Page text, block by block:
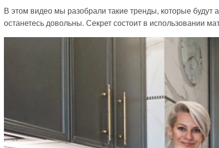
В этом видео мы разобрали такие тренды, которые
останетесь довольны. Секрет состоит в использовании